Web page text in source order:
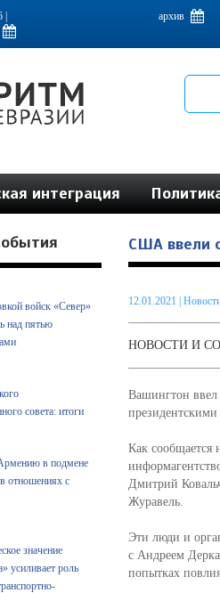
актуальным проблемам
архив
интеграция
США ввели
12.01.2021
НОВОСТИ И
Вашингтон ввел
Как сообщается
Дмитрий
Журавель.
Эти люди и
с Андреем
попытках
войск «Север»
над пятью
совета: итоги
в подмене
отношениях с
значение
усиливает роль